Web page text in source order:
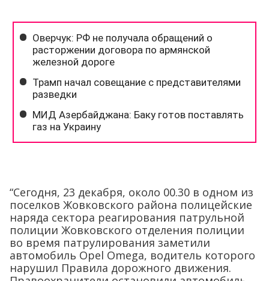
“Сегодня, 23 декабря, около 00.30 в одном из
поселков Жовковского района полицейские
наряда сектора реагирования патрульной
полиции Жовковского отделения полиции
во время патрулирования заметили
автомобиль Opel Omega, водитель которого
нарушил Правила дорожного движения.